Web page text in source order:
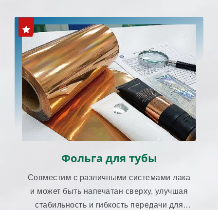
Фольга для тубы
Совместим с различными системами лака
и может быть напечатан сверху, улучшая
стабильность и гибкость передачи для